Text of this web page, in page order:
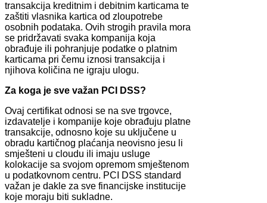
transakcija kreditnim i debitnim karticama te
zaštiti vlasnika kartica od zloupotrebe
osobnih podataka. Ovih strogih pravila mora
se pridržavati svaka kompanija koja
obrađuje ili pohranjuje podatke o platnim
karticama pri čemu iznosi transakcija i
njihova količina ne igraju ulogu.
Za koga je sve važan PCI DSS?
Ovaj certifikat odnosi se na sve trgovce,
izdavatelje i kompanije koje obrađuju platne
transakcije, odnosno koje su uključene u
obradu kartičnog plaćanja neovisno jesu li
smješteni u cloudu ili imaju usluge
kolokacije sa svojom opremom smještenom
u podatkovnom centru. PCI DSS standard
važan je dakle za sve financijske institucije
koje moraju biti sukladne.